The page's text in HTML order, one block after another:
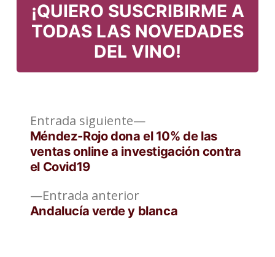
¡QUIERO SUSCRIBIRME A
TODAS LAS NOVEDADES
DEL VINO!
Navegación
de
entradas
Entrada anteriorEntrada
anterior:
Andalucía verde y blanca
Entrada siguiente
Entrada
siguiente:
Méndez-Rojo dona el 10% de las
ventas online a investigación contra
el Covid19